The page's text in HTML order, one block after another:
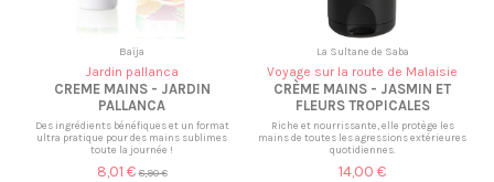
Baïja
Jardin pallanca
CREME MAINS - JARDIN
PALLANCA
Des ingrédients bénéfiques et un format
ultra pratique pour des mains sublimes
toute la journée !
8,01 € 8,90 €
La Sultane de Saba
Voyage sur la route de Malaisie
CRÈME MAINS - JASMIN ET
FLEURS TROPICALES
Riche et nourrissante, elle protège les
mains de toutes les agressions extérieures
quotidiennes.
14,00 €